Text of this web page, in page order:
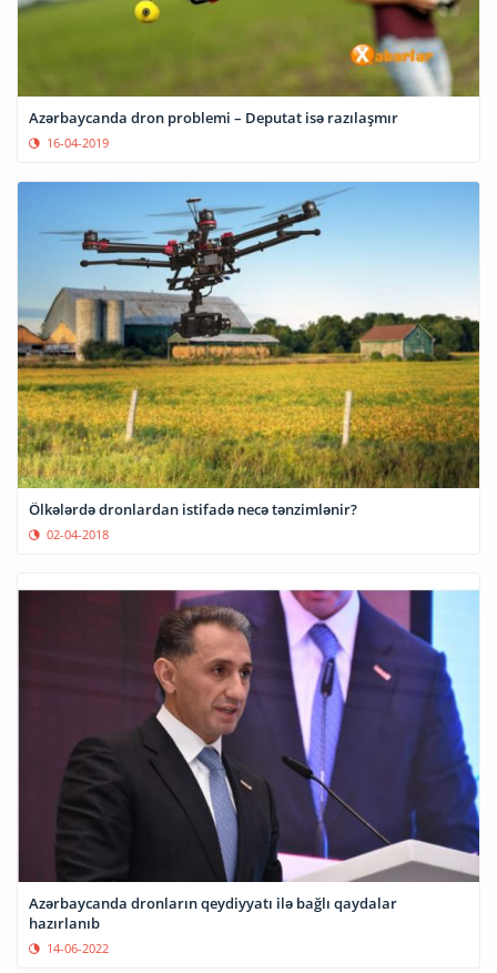
Azərbaycanda dron problemi – Deputat isə razılaşmır
16-04-2019
Ölkələrdə dronlardan istifadə necə tənzimlənir?
02-04-2018
Azərbaycanda dronların qeydiyyatı ilə bağlı qaydalar
hazırlanıb
14-06-2022